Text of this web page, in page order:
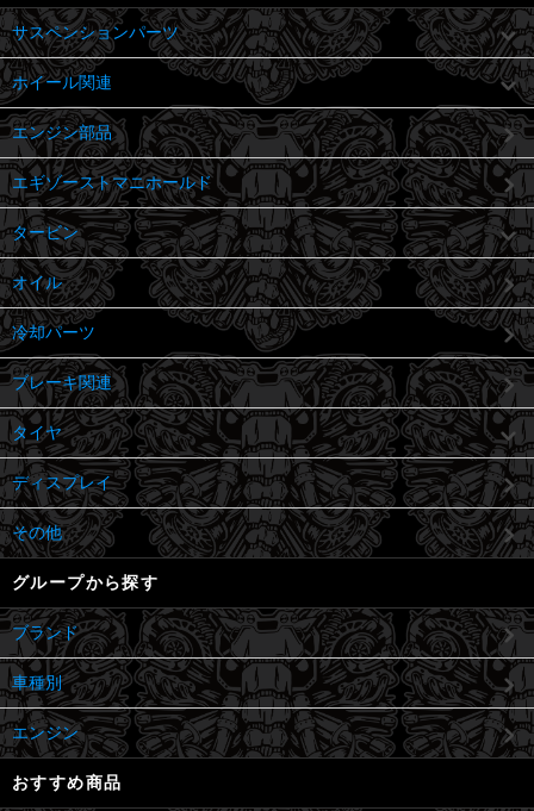
サスペンションパーツ
ホイール関連
エンジン部品
エギゾーストマニホールド
タービン
オイル
冷却パーツ
ブレーキ関連
タイヤ
ディスプレイ
その他
グループから探す
ブランド
車種別
エンジン
おすすめ商品